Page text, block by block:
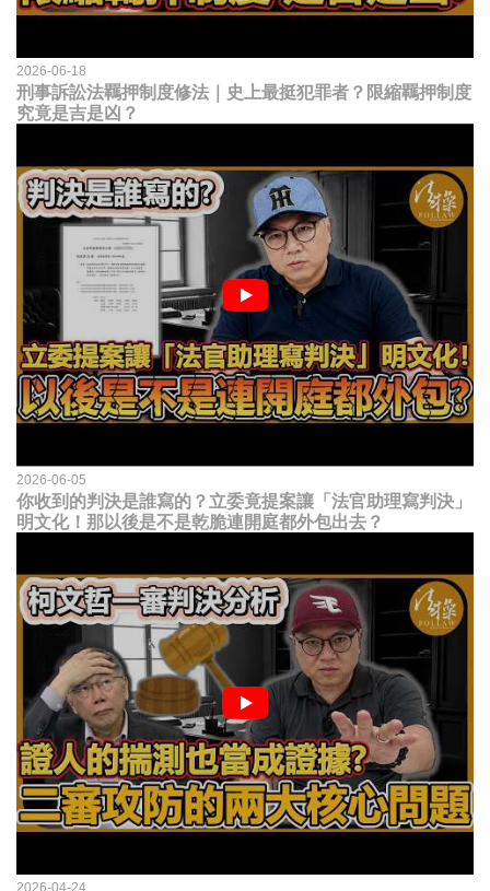
2026-06-18
刑事訴訟法羈押制度修法｜史上最挺犯罪者？限縮羈押制度
究竟是吉是凶？
2026-06-05
你收到的判決是誰寫的？立委竟提案讓「法官助理寫判決」
明文化！那以後是不是乾脆連開庭都外包出去？
2026-04-24